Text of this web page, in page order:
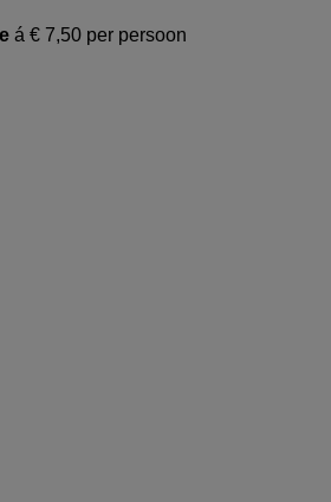
á € 7,50 per persoon